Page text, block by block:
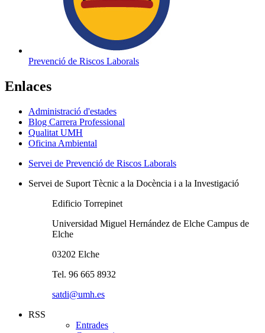
Prevenció de Riscos Laborals
Enlaces
Administració d'estades
Blog Carrera Professional
Qualitat UMH
Oficina Ambiental
Servei de Prevenció de Riscos Laborals
Servei de Suport Tècnic a la Docència i a la Investigació
Edificio Torrepinet
Universidad Miguel Hernández de Elche Campus de
Elche
03202 Elche
Tel. 96 665 8932
satdi@umh.es
RSS
Entrades